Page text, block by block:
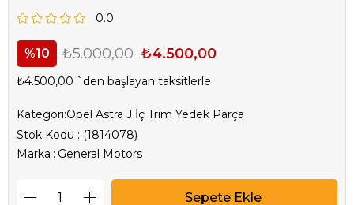
0.0
10 ₺5.000,00 ₺4.500,00
₺4.500,00 `den başlayan taksitlerle
Kategori:Opel Astra J İç Trim Yedek Parça
Stok Kodu
(1814078)
Marka : General Motors